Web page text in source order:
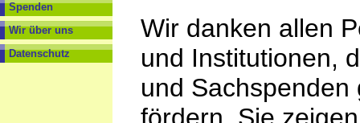
Spenden
Wir über uns
Datenschutz
Wir danken allen
und Institutionen,
und